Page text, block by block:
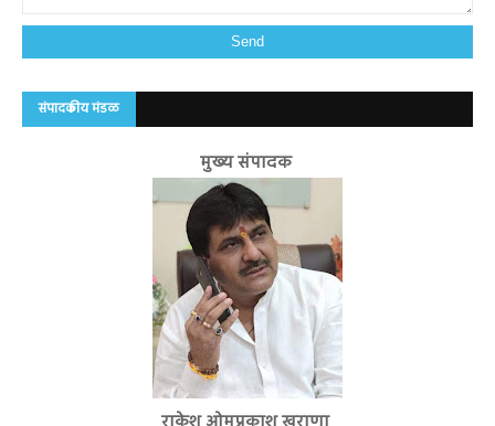
संपादकीय मंडळ
मुख्य संपादक